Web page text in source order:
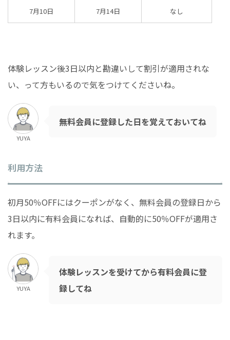
7月10日 7月14日 なし
体験レッスン後3日以内と勘違いして割引が適用されな
い、って方もいるので気をつけてくださいね。
YUYA
無料会員に登録した日を覚えておいてね
利用方法
初月50％OFFにはクーポンがなく、無料会員の登録日から
3日以内に有料会員になれば、自動的に50％OFFが適用さ
れます。
YUYA
体験レッスンを受けてから有料会員に登
録してね